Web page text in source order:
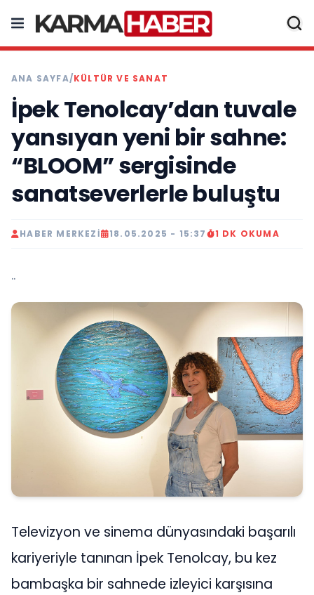
ANA SAYFA/KÜLTÜR VE SANAT
İpek Tenolcay’dan tuvale
yansıyan yeni bir sahne:
“BLOOM” sergisinde
sanatseverlerle buluştu
HABER MERKEZI 18.05.2025 - 15:37 1 DK OKUMA
..
Televizyon ve sinema dünyasındaki başarılı
kariyeriyle tanınan İpek Tenolcay, bu kez
bambaşka bir sahnede izleyici karşısına